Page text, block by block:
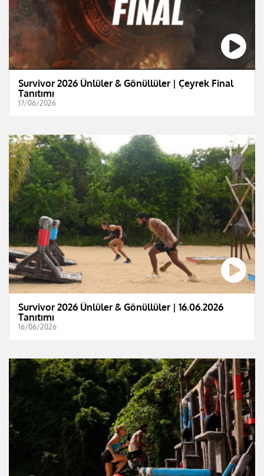
Survivor 2026 Ünlüler & Gönüllüler | Çeyrek Final
Tanıtımı
17/06/2026
Survivor 2026 Ünlüler & Gönüllüler | 16.06.2026
Tanıtımı
16/06/2026